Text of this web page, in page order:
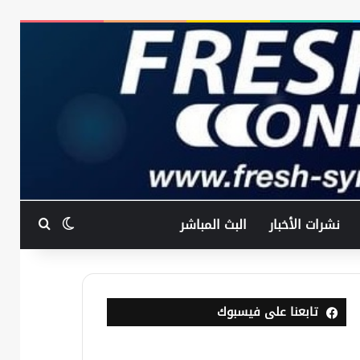
نشرات الأخبار البث المباشر الوضعبحث
تابعنا على فيسبوك